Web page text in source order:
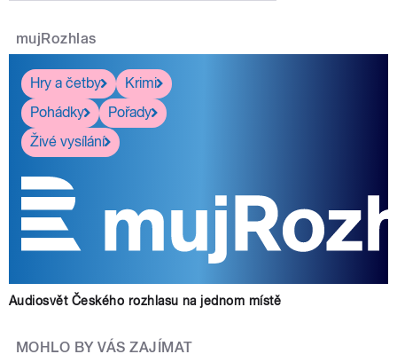
mujRozhlas
Hry a četby
Krimi
Pohádky
Pořady
Živé vysílání
Audiosvět Českého rozhlasu na jednom místě
MOHLO BY VÁS ZAJÍMAT